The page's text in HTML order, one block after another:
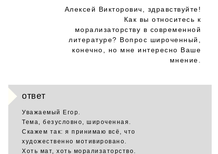
Алексей Викторович, здравствуйте!
Как вы относитесь к
морализаторству в современной
литературе? Вопрос широченный,
конечно, но мне интересно Ваше
мнение.
ответ
Уважаемый Егор.
Тема, безусловно, широченная.
Скажем так: я принимаю всё, что
художественно мотивировано.
Хоть мат, хоть морализаторство.